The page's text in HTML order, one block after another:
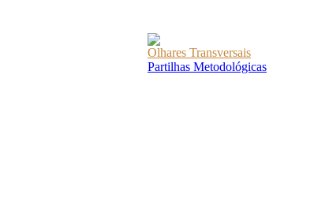
Olhares Transversais
Partilhas Metodológicas